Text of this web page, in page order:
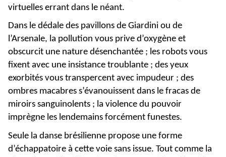
virtuelles errant dans le néant.
Dans le dédale des pavillons de Giardini ou de
l’Arsenale, la pollution vous prive d’oxygène et
obscurcit une nature désenchantée ; les robots vous
fixent avec une insistance troublante ; des yeux
exorbités vous transpercent avec impudeur ; des
ombres macabres s’évanouissent dans le fracas de
miroirs sanguinolents ; la violence du pouvoir
imprègne les lendemains forcément funestes.
Seule la danse brésilienne propose une forme
d’échappatoire à cette voie sans issue. Tout comme la